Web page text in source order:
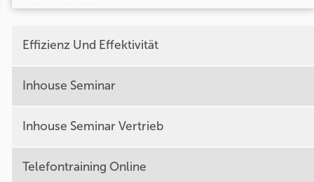
Effizienz Und Effektivität
Inhouse Seminar
Inhouse Seminar Vertrieb
Telefontraining Online